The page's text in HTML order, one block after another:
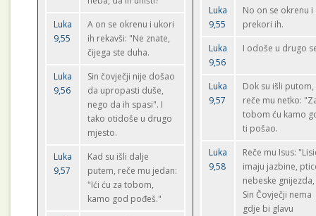
Luka
9,55
A on se okrenu i ukori
ih rekavši: "Ne znate,
čijega ste duha.
Luka
9,56
Sin čovječji nije došao
da upropasti duše,
nego da ih spasi". I
tako otidoše u drugo
mjesto.
Luka
9,57
Kad su išli dalje
putem, reče mu jedan:
"Ići ću za tobom,
kamo god pođeš."
Luka
9,55
No on se okrenu i
prekori ih.
Luka
9,56
I odoše u drugo
Luka
9,57
Dok su išli putom,
reče mu netko:
tobom ću kamo
ti pošao.
Luka
9,58
Reče mu Isus:
imaju jazbine,
nebeske
Sin Čovječji nema
gdje bi glavu